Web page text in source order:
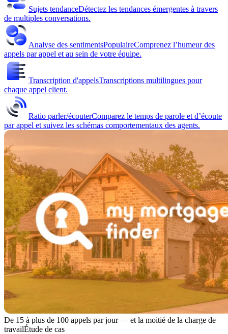
Sujets tendanceDétectez les tendances émergentes à travers
de multiples conversations.
Analyse des sentimentsPopulaireComprenez l’humeur des
appels par appel et au sein de votre équipe.
Transcription d'appelsTranscriptions multilingues pour
chaque appel client.
Ratio parler/écouterComparez le temps de parole et d’écoute
par appel et suivez les schémas comportementaux des agents.
De 15 à plus de 100 appels par jour — et la moitié de la charge de
travailÉtude de cas